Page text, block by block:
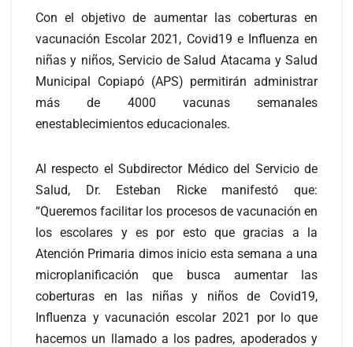
Con el objetivo de aumentar las coberturas en
vacunación Escolar 2021, Covid19 e Influenza en
niñas y niños, Servicio de Salud Atacama y Salud
Municipal Copiapó (APS) permitirán administrar
más de 4000 vacunas semanales
enestablecimientos educacionales.
Al respecto el Subdirector Médico del Servicio de
Salud, Dr. Esteban Ricke manifestó que:
“Queremos facilitar los procesos de vacunación en
los escolares y es por esto que gracias a la
Atención Primaria dimos inicio esta semana a una
microplanificación que busca aumentar las
coberturas en las niñas y niños de Covid19,
Influenza y vacunación escolar 2021 por lo que
hacemos un llamado a los padres, apoderados y